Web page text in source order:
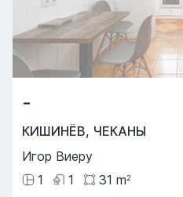
-
КИШИНЁВ, ЧЕКАНЫ
Игор Виеру
1
1 31 m2